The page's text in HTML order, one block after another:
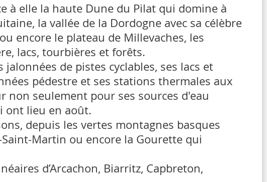
à elle la haute Dune du Pilat qui domine à
la vallée de la Dordogne avec sa célèbre
encore le plateau de Millevaches, les
lacs, tourbières et forêts.
de pistes cyclables, ses lacs et
pédestre et ses stations thermales aux
non seulement pour ses sources d'eau
ont lieu en août.
depuis les vertes montagnes basques
Martin ou encore la Gourette qui
d’Arcachon, Biarritz, Capbreton,